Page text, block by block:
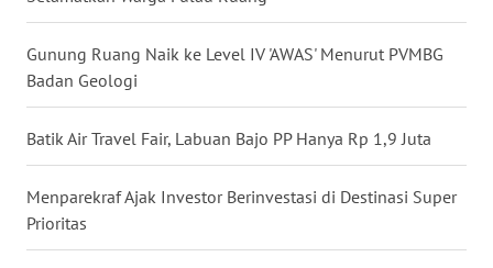
Gunung Ruang Naik ke Level IV 'AWAS' Menurut PVMBG
Badan Geologi
Batik Air Travel Fair, Labuan Bajo PP Hanya Rp 1,9 Juta
Menparekraf Ajak Investor Berinvestasi di Destinasi Super
Prioritas
KALSEL
KALTIM
WN
SULSEL